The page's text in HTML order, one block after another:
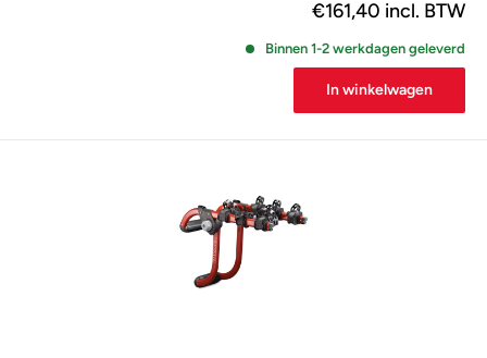
€161,40 incl. BTW
Binnen 1-2 werkdagen geleverd
In winkelwagen